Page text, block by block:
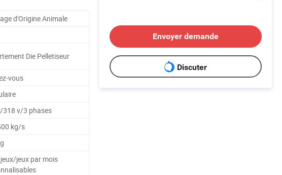
d'Origine Animale
Die Pelletiseur
vous
318 v/3 phases
kg/s
jeux par mois
Envoyer demande
Discuter